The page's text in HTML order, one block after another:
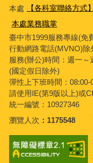
本處
【各科室聯絡方式】
本處業務職掌
臺中市1999服務專線(免
行動網路電話(MVNO)除
服務(辦公)時間：週一～
(國定假日除外)
彈性上下班時間：08:00-
請使用IE(第9版以上)或
統一編號：10927346
瀏覽人次
1175548